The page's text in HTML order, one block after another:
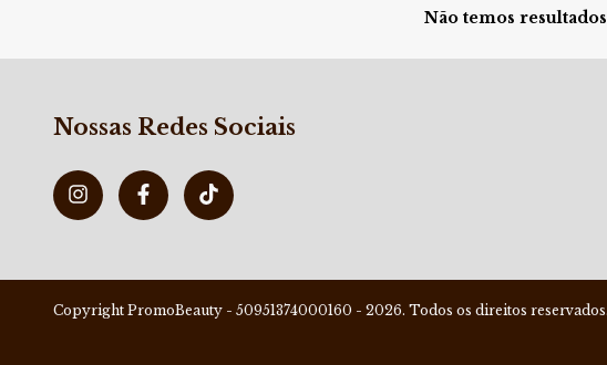
Não temos
Nossas Redes Sociais
Copyright PromoBeauty - 50951374000160 - 2026. Todos os direitos reservados.